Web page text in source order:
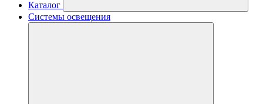
Каталог
Системы освещения